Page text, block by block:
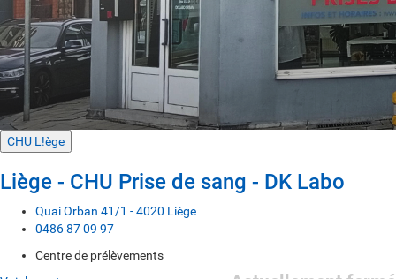
CHU L!ège
Liège - CHU Prise de sang - DK Labo
Quai Orban 41/1 - 4020 Liège
0486 87 09 97
Centre de prélèvements